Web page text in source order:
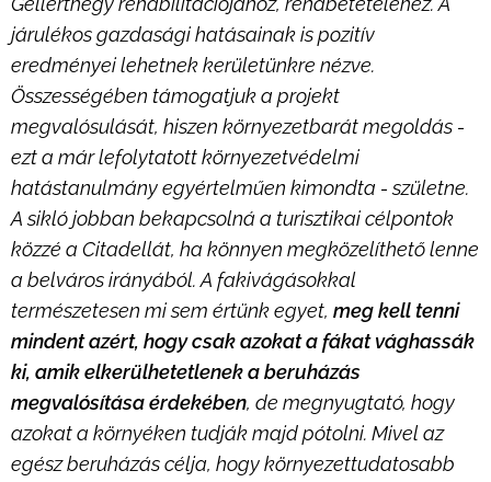
járulékos gazdasági hatásainak is pozitív
eredményei lehetnek kerületünkre nézve.
Összességében támogatjuk a projekt
megvalósulását, hiszen környezetbarát megoldás -
ezt a már lefolytatott környezetvédelmi
hatástanulmány egyértelműen kimondta - születne.
A sikló jobban bekapcsolná a turisztikai célpontok
közzé a Citadellát, ha könnyen megközelíthető lenne
a belváros irányából. A fakivágásokkal
természetesen mi sem értünk egyet, meg kell tenni
mindent azért, hogy csak azokat a fákat vághassák
ki, amik elkerülhetetlenek a beruházás
megvalósítása érdekében, de megnyugtató, hogy
azokat a környéken tudják majd pótolni. Mivel az
egész beruházás célja, hogy környezettudatosabb